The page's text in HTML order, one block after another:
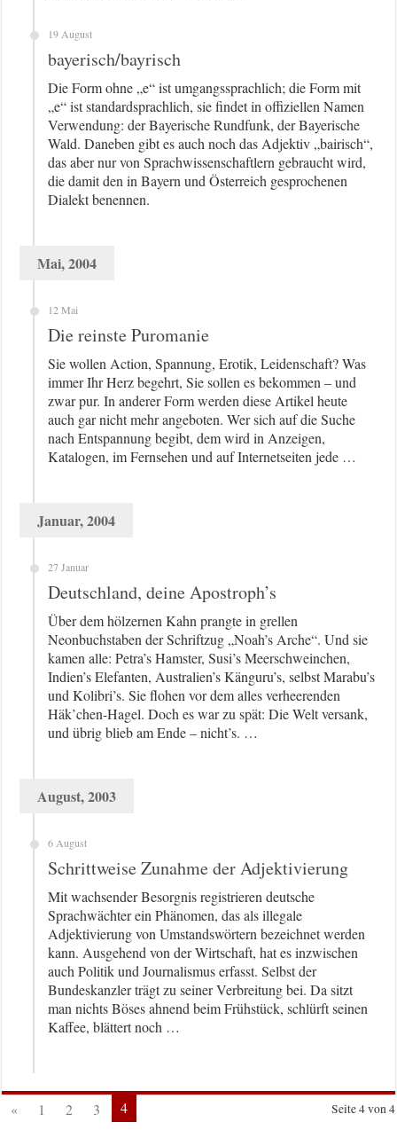
19 August
bayerisch/bayrisch
Die Form ohne „e“ ist umgangssprachlich; die Form mit
„e“ ist standardsprachlich, sie findet in offiziellen Namen
Verwendung: der Bayerische Rundfunk, der Bayerische
Wald. Daneben gibt es auch noch das Adjektiv „bairisch“,
das aber nur von Sprachwissenschaftlern gebraucht wird,
die damit den in Bayern und Österreich gesprochenen
Dialekt benennen.
Mai, 2004
12 Mai
Die reinste Puromanie
Sie wollen Action, Spannung, Erotik, Leidenschaft? Was
immer Ihr Herz begehrt, Sie sollen es bekommen – und
zwar pur. In anderer Form werden diese Artikel heute
auch gar nicht mehr angeboten. Wer sich auf die Suche
nach Entspannung begibt, dem wird in Anzeigen,
Katalogen, im Fernsehen und auf Internetseiten jede …
Januar, 2004
27 Januar
Deutschland, deine Apostroph’s
Über dem hölzernen Kahn prangte in grellen
Neonbuchstaben der Schriftzug „Noah’s Arche“. Und sie
kamen alle: Petra’s Hamster, Susi’s Meerschweinchen,
Indien’s Elefanten, Australien’s Känguru’s, selbst Marabu’s
und Kolibri’s. Sie flohen vor dem alles verheerenden
Häk’chen-Hagel. Doch es war zu spät: Die Welt versank,
und übrig blieb am Ende – nicht’s. …
August, 2003
6 August
Schrittweise Zunahme der Adjektivierung
Mit wachsender Besorgnis registrieren deutsche
Sprachwächter ein Phänomen, das als illegale
Adjektivierung von Umstandswörtern bezeichnet werden
kann. Ausgehend von der Wirtschaft, hat es inzwischen
auch Politik und Journalismus erfasst. Selbst der
Bundeskanzler trägt zu seiner Verbreitung bei. Da sitzt
man nichts Böses ahnend beim Frühstück, schlürft seinen
Kaffee, blättert noch …
Seite 4 von 4
« 1 2 3 4